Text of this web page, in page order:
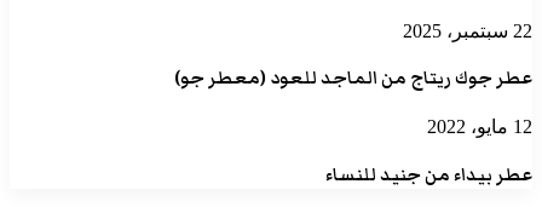
22 سبتمبر، 2025
عطر جوك ريتاج من الماجد للعود (معطر جو)
12 مايو، 2022
عطر بيداء من جنيد للنساء